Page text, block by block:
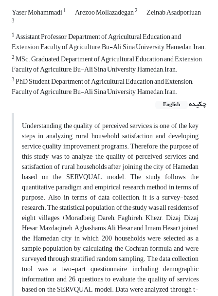
Yaser Mohammadi1 Arezoo Mollazadegan2 Zeinab Asadporiuan
3
1Assistant Professor, Department of Agricultural Education and
Extension, Faculty of Agriculture, Bu-Ali Sina University, Hamedan, Iran.
2MSc. Graduated, Department of Agricultural Education and Extension,
Faculty of Agriculture, Bu-Ali Sina University, Hamedan, Iran.
3PhD Student, Department of Agricultural Education and Extension,
Faculty of Agriculture, Bu-Ali Sina University, Hamedan, Iran.
چکیده
English
Understanding the quality of perceived services is one of the key
steps in analyzing rural household satisfaction and developing
service quality improvement programs. Therefore, the purpose of
this study was to analyze the quality of perceived services and
satisfaction of rural households after joining the city of Hamedan
based on the SERVQUAL model. The study follows the
quantitative paradigm and empirical research method in terms of
purpose. Also, in terms of data collection, it is a survey-based
research. The statistical population of the study was all residents of
eight villages (Moradbeig Dareh, Faghireh, Khezr, Dizaj, Dizaj
Hesar, Mazdaqineh, Aghashams Ali Hesar and Imam Hesar) joined
the Hamedan city in which 200 households were selected as a
sample population by calculating the Cochran formula and were
surveyed through stratified random sampling. The data collection
tool was a two-part questionnaire including demographic
information and 26 questions to evaluate the quality of services
based on the SERVQUAL model. Data were analyzed through t-